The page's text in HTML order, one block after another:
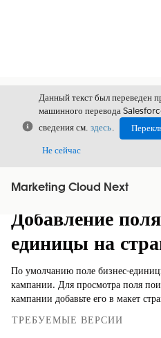
Закрыть
Данный текст был переведен
машинного перевода
сведения см. здесь.
Не сейчас
Marketing Cloud Next
Показать содержание
Содержание
Добавление
единицы на
По умолчанию поле бизнес-
кампании. Для просмотра поля
кампании добавьте его в макет
ТРЕБУЕМЫЕ ВЕРСИИ